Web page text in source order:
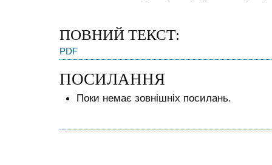
ПОВНИЙ ТЕКСТ:
PDF
ПОСИЛАННЯ
Поки немає зовнішніх посилань.